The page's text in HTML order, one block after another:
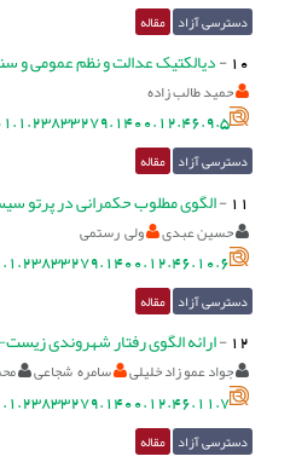
دسترسی آزاد مقاله
10
-دیالکتیک عدالت و نظم عمومی و
حمید طالب زاده
دسترسی آزاد مقاله
11
-الگوی مطلوب حکمرانی در پرتو
حسین عبدی ولی رستمی
دسترسی آزاد مقاله
12
-ارائه الگوی رفتار شهروندی
جواد عمو زاد خلیلی سامره شجاعی
دسترسی آزاد مقاله